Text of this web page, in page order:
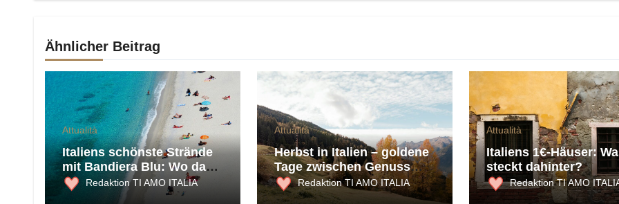
Ähnlicher Beitrag
Attualità
Italiens schönste Strände
mit Bandiera Blu: Wo das
Meer 2026 am saubersten
ist
Redaktion TI AMO ITALIA
Attualità
Herbst in Italien – goldene
Tage zwischen Genuss
und Kultur
Redaktion TI AMO ITALIA
Attualità
Italiens 1€-Häuser:
steckt dahinter?
Redaktion TI AMO